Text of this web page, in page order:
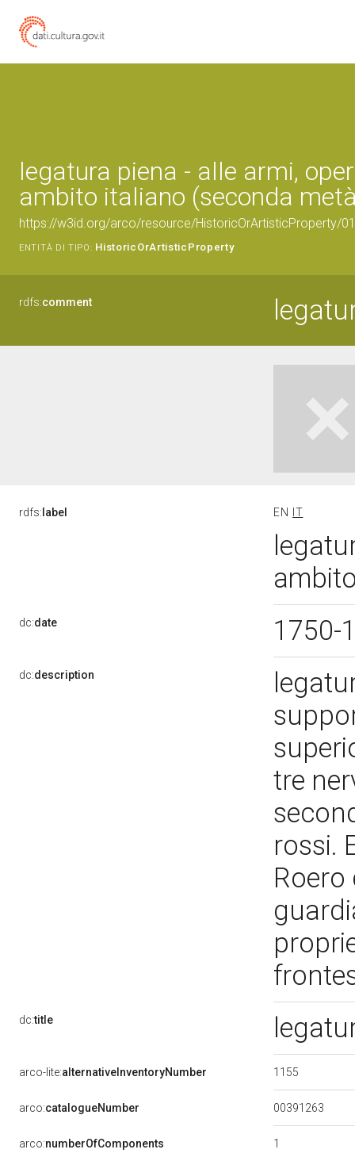
legatura piena - alle armi,
ambito italiano (seconda
https://w3id.org/arco/resource/HistoricOrArtisticProperty/
ENTITÀ DI TIPO: HistoricOrArtisticProperty
rdfs:comment
rdfs: label EN IT
dc:date 1750-
dc:description
tre
rossi.
dc:title
arco-lite:alternativeInventoryNumber 1155
arco:catalogueNumber 00391263
arco:numberOfComponents 1